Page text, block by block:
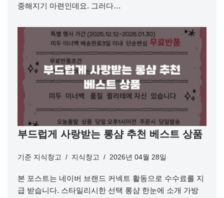
중해지기 마련인데요. 그러다…
부드럽게 사랑받는 롱샴 추천 베스트 상품
기준 지식창고 지식창고 2026년 04월 28일
본 포스트는 네이버 브랜드 커넥트 활동으로 수수료를 지
급 받습니다. 스타일리시한 선택 롱샴 한눈에 소개 가방